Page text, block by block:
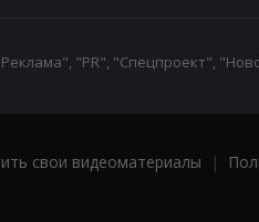
"PR", "Спецпроект",
свои видеоматериалы |